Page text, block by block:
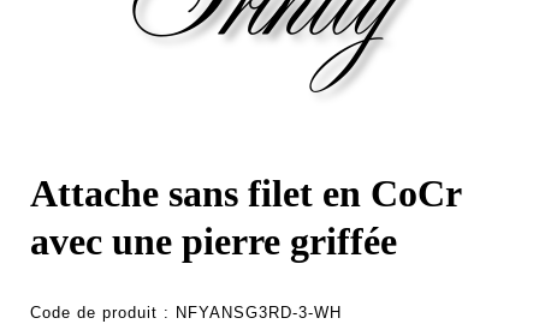
Attache sans filet en CoCr
avec une pierre griffée
Code de produit : NFYANSG3RD-3-WH